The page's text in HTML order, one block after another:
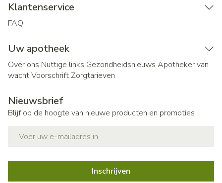
Klantenservice
FAQ
Uw apotheek
Over ons Nuttige links Gezondheidsnieuws Apotheker van
wachtVoorschrift Zorgtarieven
Nieuwsbrief
Blijf op de hoogte van nieuwe producten en promoties
Inschrijven